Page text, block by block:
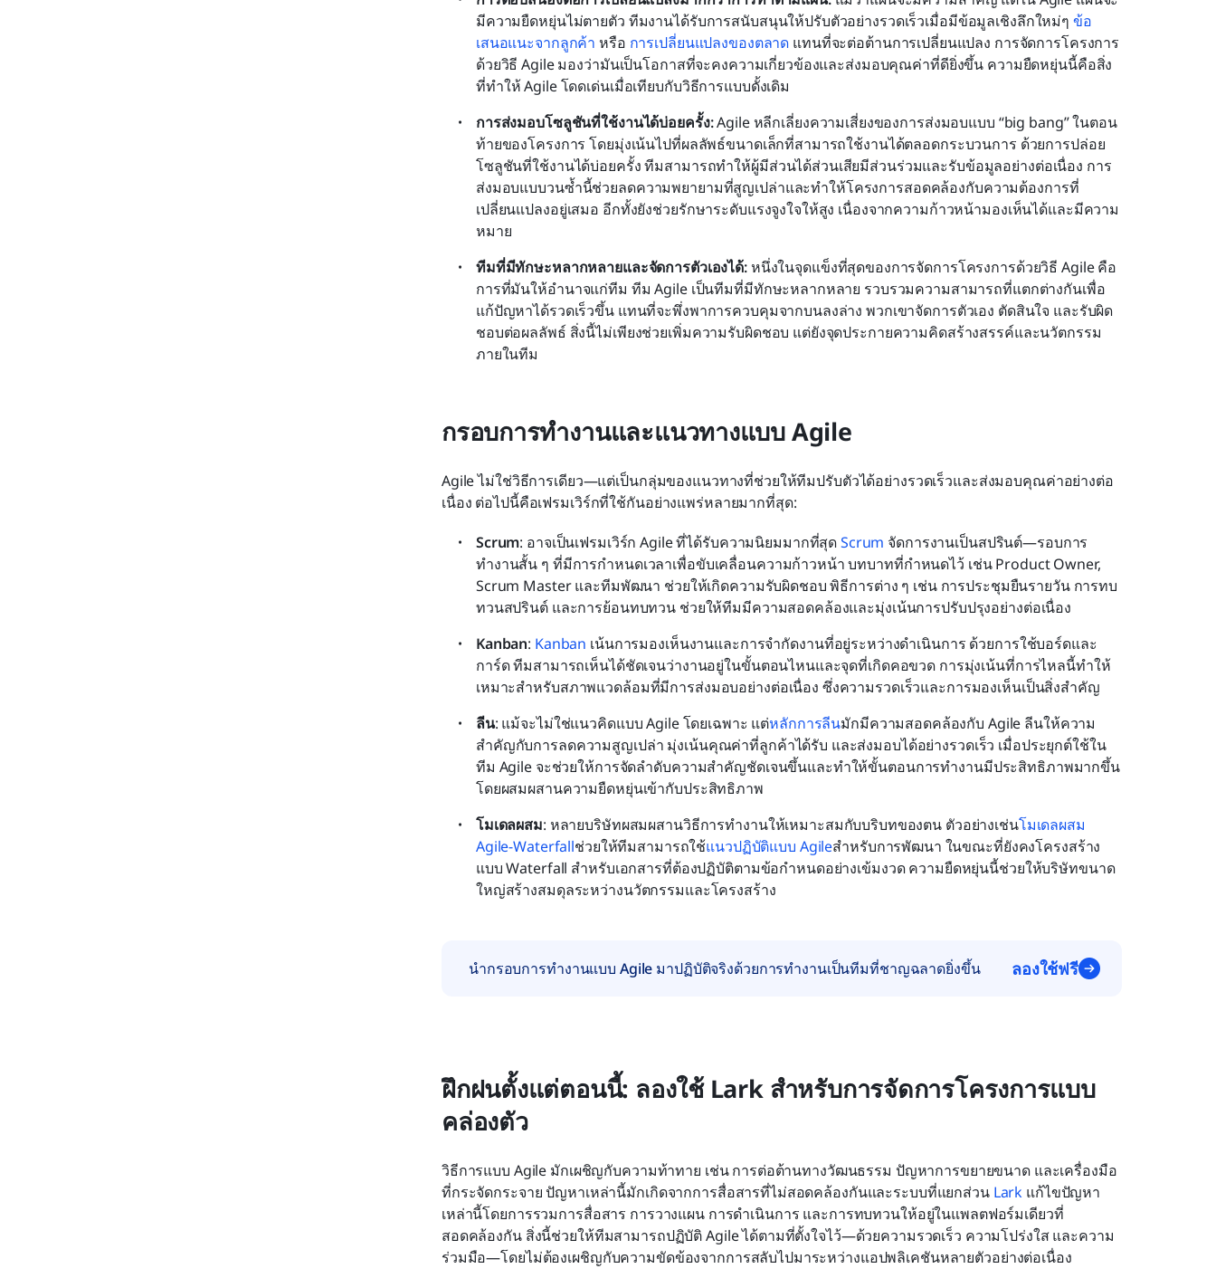
มีความยืดหยุ่นไม่ตายตัว ทีมงานได้รับการสนับสนุนให้ปรับตัวอย่างรวดเร็วเมื่อมีข้อมูลเชิงลึกใหม่ๆ ข้อ
เสนอแนะจากลูกค้า หรือ การเปลี่ยนแปลงของตลาด แทนที่จะต่อต้านการเปลี่ยนแปลง การจัดการโครงการ
ด้วยวิธี Agile มองว่ามันเป็นโอกาสที่จะคงความเกี่ยวข้องและส่งมอบคุณค่าที่ดียิ่งขึ้น ความยืดหยุ่นนี้คือสิ่ง
ที่ทำให้ Agile โดดเด่นเมื่อเทียบกับวิธีการแบบดั้งเดิม
การส่งมอบโซลูชันที่ใช้งานได้บ่อยครั้ง: Agile หลีกเลี่ยงความเสี่ยงของการส่งมอบแบบ “big bang” ในตอน
ท้ายของโครงการ โดยมุ่งเน้นไปที่ผลลัพธ์ขนาดเล็กที่สามารถใช้งานได้ตลอดกระบวนการ ด้วยการปล่อย
โซลูชันที่ใช้งานได้บ่อยครั้ง ทีมสามารถทำให้ผู้มีส่วนได้ส่วนเสียมีส่วนร่วมและรับข้อมูลอย่างต่อเนื่อง การ
ส่งมอบแบบวนซ้ำนี้ช่วยลดความพยายามที่สูญเปล่าและทำให้โครงการสอดคล้องกับความต้องการที่
เปลี่ยนแปลงอยู่เสมอ อีกทั้งยังช่วยรักษาระดับแรงจูงใจให้สูง เนื่องจากความก้าวหน้ามองเห็นได้และมีความ
หมาย
ทีมที่มีทักษะหลากหลายและจัดการตัวเองได้: หนึ่งในจุดแข็งที่สุดของการจัดการโครงการด้วยวิธี Agile คือ
การที่มันให้อำนาจแก่ทีม ทีม Agile เป็นทีมที่มีทักษะหลากหลาย รวบรวมความสามารถที่แตกต่างกันเพื่อ
แก้ปัญหาได้รวดเร็วขึ้น แทนที่จะพึ่งพาการควบคุมจากบนลงล่าง พวกเขาจัดการตัวเอง ตัดสินใจ และรับผิด
ชอบต่อผลลัพธ์ สิ่งนี้ไม่เพียงช่วยเพิ่มความรับผิดชอบ แต่ยังจุดประกายความคิดสร้างสรรค์และนวัตกรรม
ภายในทีม
กรอบการทำงานและแนวทางแบบ Agile
Agile ไม่ใช่วิธีการเดียว—แต่เป็นกลุ่มของแนวทางที่ช่วยให้ทีมปรับตัวได้อย่างรวดเร็วและส่งมอบคุณค่าอย่างต่อ
เนื่อง ต่อไปนี้คือเฟรมเวิร์กที่ใช้กันอย่างแพร่หลายมากที่สุด:
Scrum: อาจเป็นเฟรมเวิร์ก Agile ที่ได้รับความนิยมมากที่สุด Scrum จัดการงานเป็นสปรินต์—รอบการ
ทำงานสั้น ๆ ที่มีการกำหนดเวลาเพื่อขับเคลื่อนความก้าวหน้า บทบาทที่กำหนดไว้ เช่น Product Owner,
Scrum Master และทีมพัฒนา ช่วยให้เกิดความรับผิดชอบ พิธีการต่าง ๆ เช่น การประชุมยืนรายวัน การทบ
ทวนสปรินต์ และการย้อนทบทวน ช่วยให้ทีมมีความสอดคล้องและมุ่งเน้นการปรับปรุงอย่างต่อเนื่อง
Kanban: Kanban เน้นการมองเห็นงานและการจำกัดงานที่อยู่ระหว่างดำเนินการ ด้วยการใช้บอร์ดและ
การ์ด ทีมสามารถเห็นได้ชัดเจนว่างานอยู่ในขั้นตอนไหนและจุดที่เกิดคอขวด การมุ่งเน้นที่การไหลนี้ทำให้
เหมาะสำหรับสภาพแวดล้อมที่มีการส่งมอบอย่างต่อเนื่อง ซึ่งความรวดเร็วและการมองเห็นเป็นสิ่งสำคัญ
ลีน: แม้จะไม่ใช่แนวคิดแบบ Agile โดยเฉพาะ แต่หลักการลีนมักมีความสอดคล้องกับ Agile ลีนให้ความ
สำคัญกับการลดความสูญเปล่า มุ่งเน้นคุณค่าที่ลูกค้าได้รับ และส่งมอบได้อย่างรวดเร็ว เมื่อประยุกต์ใช้ใน
ทีม Agile จะช่วยให้การจัดลำดับความสำคัญชัดเจนขึ้นและทำให้ขั้นตอนการทำงานมีประสิทธิภาพมากขึ้น
โดยผสมผสานความยืดหยุ่นเข้ากับประสิทธิภาพ
โมเดลผสม: หลายบริษัทผสมผสานวิธีการทำงานให้เหมาะสมกับบริบทของตน ตัวอย่างเช่นโมเดลผสม
Agile-Waterfallช่วยให้ทีมสามารถใช้แนวปฏิบัติแบบ Agileสำหรับการพัฒนา ในขณะที่ยังคงโครงสร้าง
แบบ Waterfall สำหรับเอกสารที่ต้องปฏิบัติตามข้อกำหนดอย่างเข้มงวด ความยืดหยุ่นนี้ช่วยให้บริษัทขนาด
ใหญ่สร้างสมดุลระหว่างนวัตกรรมและโครงสร้าง
นำกรอบการทำงานแบบ Agile มาปฏิบัติจริงด้วยการทำงานเป็นทีมที่ชาญฉลาดยิ่งขึ้น ลองใช้ฟรี
ฝึกฝนตั้งแต่ตอนนี้: ลองใช้ Lark สำหรับการจัดการโครงการแบบ
คล่องตัว
วิธีการแบบ Agile มักเผชิญกับความท้าทาย เช่น การต่อต้านทางวัฒนธรรม ปัญหาการขยายขนาด และเครื่องมือ
ที่กระจัดกระจาย ปัญหาเหล่านี้มักเกิดจากการสื่อสารที่ไม่สอดคล้องกันและระบบที่แยกส่วน Lark แก้ไขปัญหา
เหล่านี้โดยการรวมการสื่อสาร การวางแผน การดำเนินการ และการทบทวนให้อยู่ในแพลตฟอร์มเดียวที่
สอดคล้องกัน สิ่งนี้ช่วยให้ทีมสามารถปฏิบัติ Agile ได้ตามที่ตั้งใจไว้—ด้วยความรวดเร็ว ความโปร่งใส และความ
ร่วมมือ—โดยไม่ต้องเผชิญกับความขัดข้องจากการสลับไปมาระหว่างแอปพลิเคชันหลายตัวอย่างต่อเนื่อง